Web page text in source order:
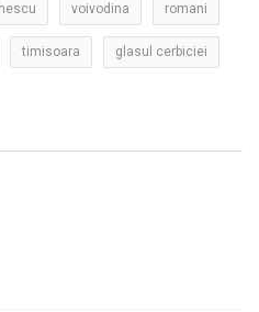
voivodina romani
timisoara glasul cerbiciei